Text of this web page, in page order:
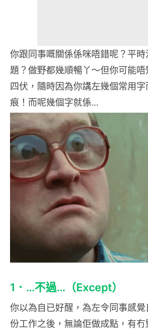
你跟同事嘅關係係咪唔錯呢？平
題？做野都幾順暢丫～但你可能
四伏，隨時因為你講左幾個常用
痕！而呢幾個字就係…
1．…不過…（Except）
你以為自已好醒，為左令同事感
份工作之後，無論佢做成點，有